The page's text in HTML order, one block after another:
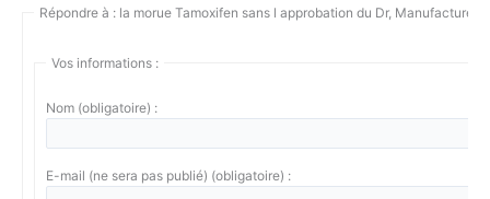
Répondre à : la morue Tamoxifen sans l approbation du Dr, Manufacturer
Vos informations :
Nom (obligatoire) :
E-mail (ne sera pas publié) (obligatoire) :